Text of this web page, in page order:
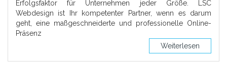
Erfolgsfaktor für Unternehmen jeder Größe. LSC
Webdesign ist Ihr kompetenter Partner, wenn es darum
geht, eine maßgeschneiderte und professionelle Online-
Präsenz
Weiterlesen